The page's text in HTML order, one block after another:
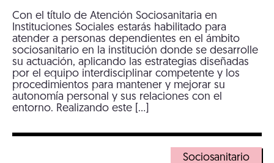
Con el título de Atención Sociosanitaria en
Instituciones Sociales estarás habilitado para
atender a personas dependientes en el ámbito
sociosanitario en la institución donde se desarrolle
su actuación, aplicando las estrategias diseñadas
por el equipo interdisciplinar competente y los
procedimientos para mantener y mejorar su
autonomía personal y sus relaciones con el
entorno. Realizando este […]
Sociosanitario